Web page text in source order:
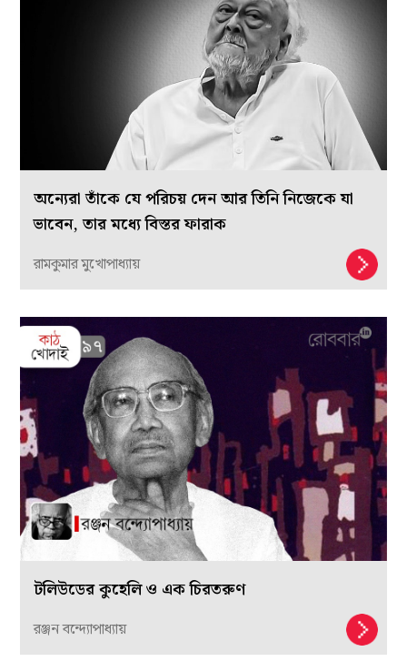
অন্যেরা তাঁকে যে পরিচয় দেন আর তিনি নিজেকে যা
ভাবেন, তার মধ্যে বিস্তর ফারাক
রামকুমার মুখোপাধ্যায়
টলিউডের কুহেলি ও এক চিরতরুণ
রঞ্জন বন্দ্যোপাধ্যায়